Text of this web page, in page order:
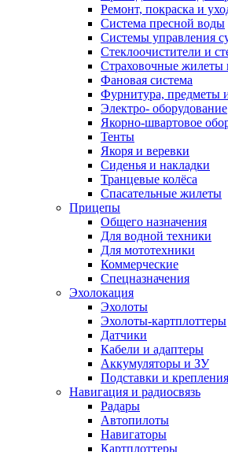
Ремонт, покраска и
Система пресной воды
Системы управления
Стеклоочистители и
Страховочные жилеты
Фановая система
Фурнитура, предметы
Электро- оборудование
Якорно-швартовое
Тенты
Якоря и веревки
Сиденья и накладки
Транцевые колёса
Спасательные жилеты
Прицепы
Общего назначения
Для водной техники
Для мототехники
Коммерческие
Спецназначения
Эхолокация
Эхолоты
Эхолоты-картплоттеры
Датчики
Кабели и адаптеры
Аккумуляторы и ЗУ
Подставки и крепления
Навигация и радиосвязь
Радары
Автопилоты
Навигаторы
Картплоттеры